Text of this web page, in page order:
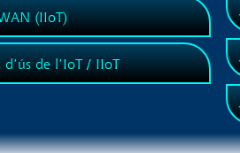
(IIoT)
d’ús de l’IoT / IIoT